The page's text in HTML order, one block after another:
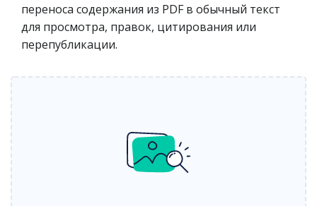
переноса содержания из PDF в обычный текст
для просмотра, правок, цитирования или
перепубликации.